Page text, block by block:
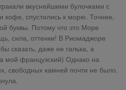
вкуснейшими булочками с
спустились к морю. Точнее,
буквы. Потому что это Море
сила, оттенки! В Риомаджоре
сказать, даже не галька, а
мой французский) Однако на
свободных камней почти не было.